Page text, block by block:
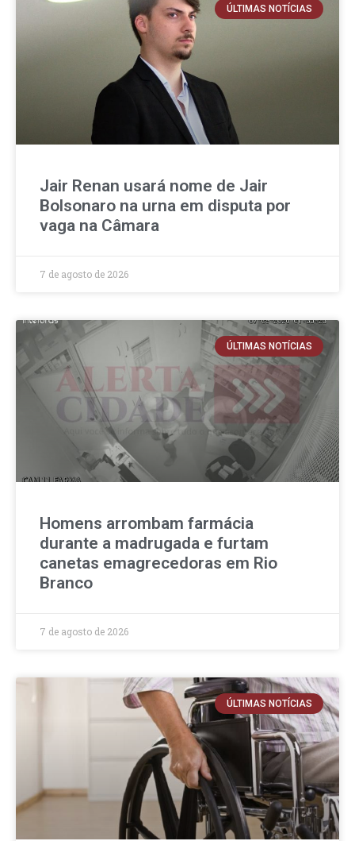
ÚLTIMAS NOTÍCIAS
Jair Renan usará nome de Jair
Bolsonaro na urna em disputa por
vaga na Câmara
7 de agosto de 2026
ÚLTIMAS NOTÍCIAS
Homens arrombam farmácia
durante a madrugada e furtam
canetas emagrecedoras em Rio
Branco
7 de agosto de 2026
ÚLTIMAS NOTÍCIAS